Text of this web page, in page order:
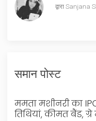
द्वारा Sanjana
समान पोस्ट
ममता मशीनरी का
तिथियां, कीमत बैंड, ग्रे